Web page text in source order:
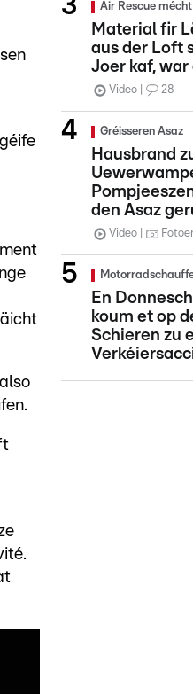
Air Rescue
Material fir
aus der Loft
Joer kaf, war
Video 28
Gréisseren Asaz
Hausbrand
den Asaz
Video
En
koum et op
Schieren zu